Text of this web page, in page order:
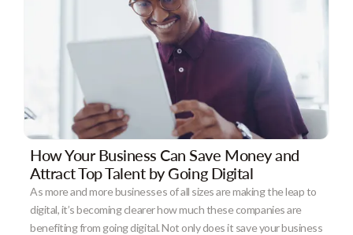
How Your Business Can Save Money and
Attract Top Talent by Going Digital
As more and more businesses of all sizes are making the leap to
digital, it’s becoming clearer how much these companies are
benefiting from going digital. Not only does it save your business